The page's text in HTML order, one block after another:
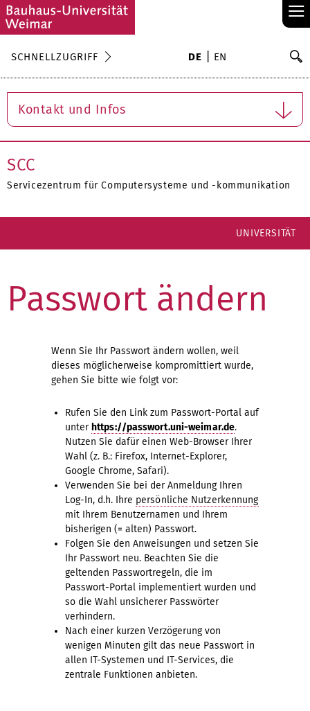
≡
SCHNELLZUGRIFF DE EN
Kontakt und Infos
SCC
Servicezentrum für Computersysteme und -kommunikation
UNIVERSITÄT
Passwort ändern
Wenn Sie Ihr Passwort ändern wollen, weil
dieses möglicherweise kompromittiert wurde,
gehen Sie bitte wie folgt vor:
Rufen Sie den Link zum Passwort-Portal auf
unter https://passwort.uni-weimar.de.
Nutzen Sie dafür einen Web-Browser Ihrer
Wahl (z. B.: Firefox, Internet-Explorer,
Google Chrome, Safari).
Verwenden Sie bei der Anmeldung Ihren
Log-In, d.h. Ihre persönliche Nutzerkennung
mit Ihrem Benutzernamen und Ihrem
bisherigen (= alten) Passwort.
Folgen Sie den Anweisungen und setzen Sie
Ihr Passwort neu. Beachten Sie die
geltenden Passwortregeln, die im
Passwort-Portal implementiert wurden und
so die Wahl unsicherer Passwörter
verhindern.
Nach einer kurzen Verzögerung von
wenigen Minuten gilt das neue Passwort in
allen IT-Systemen und IT-Services, die
zentrale Funktionen anbieten.